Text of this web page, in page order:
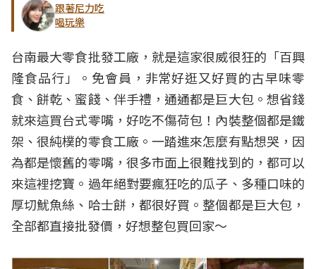
跟著尼力吃
喝玩樂
台南最大零食批發工廠，就是這家很威很狂的「百興
隆食品行」。免會員，非常好逛又好買的古早味零
食、餅乾、蜜餞、伴手禮，通通都是巨大包。想省錢
就來這買台式零嘴，好吃不傷荷包！內裝整個都是鐵
架、很純樸的零食工廠。一踏進來怎麼有點想哭，因
為都是懷舊的零嘴，很多市面上很難找到的，都可以
來這裡挖寶。過年絕對要瘋狂吃的瓜子、多種口味的
厚切魷魚絲、哈士餅，都很好買。整個都是巨大包，
全部都直接批發價，好想整包買回家～